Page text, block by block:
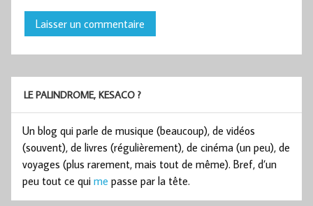
LE PALINDROME, KESACO ?
Un blog qui parle de musique (beaucoup), de vidéos
(souvent), de livres (régulièrement), de cinéma (un peu), de
voyages (plus rarement, mais tout de même). Bref, d’un
peu tout ce qui me passe par la tête.